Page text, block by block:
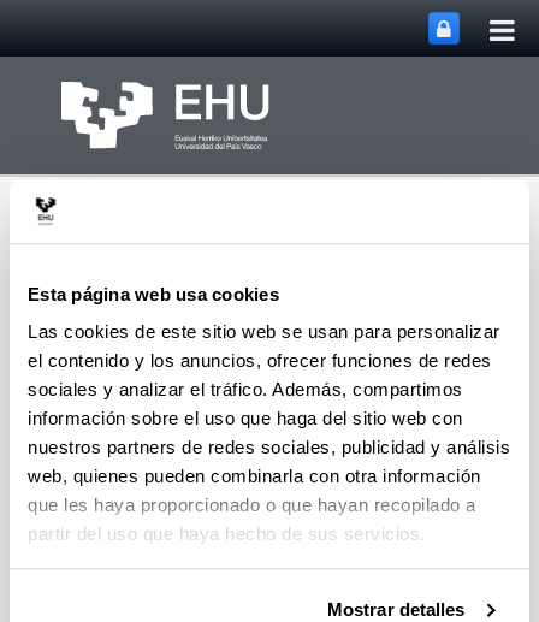
Esta página web usa cookies
Las cookies de este sitio web se usan para personalizar
el contenido y los anuncios, ofrecer funciones de redes
sociales y analizar el tráfico. Además, compartimos
información sobre el uso que haga del sitio web con
nuestros partners de redes sociales, publicidad y análisis
web, quienes pueden combinarla con otra información
que les haya proporcionado o que hayan recopilado a
partir del uso que haya hecho de sus servicios.
Mostrar detalles
Vicerrectorado de
Investigación
MenúAbrir/cerrar
European Cryptography Brokerage
Event, Paris (05/09/2016)